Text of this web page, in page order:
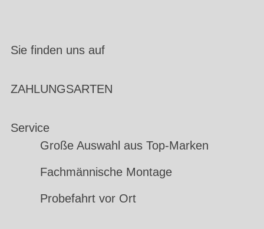
Sie finden uns auf
ZAHLUNGSARTEN
Service
Große Auswahl aus Top-Marken
Fachmännische Montage
Probefahrt vor Ort